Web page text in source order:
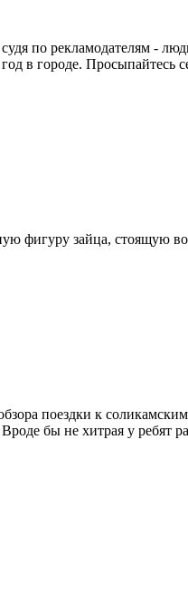
по рекламодателям -
в городе. Просыпайтесь
фигуру зайца, стоящую
поездки к
бы не хитрая у ребят